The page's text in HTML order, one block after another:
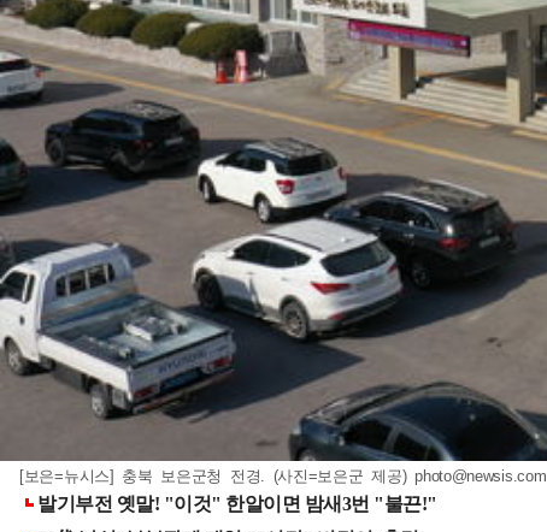
[보은=뉴시스] 충북 보은군청 전경. (사진=보은군 제공)photo@newsis.com